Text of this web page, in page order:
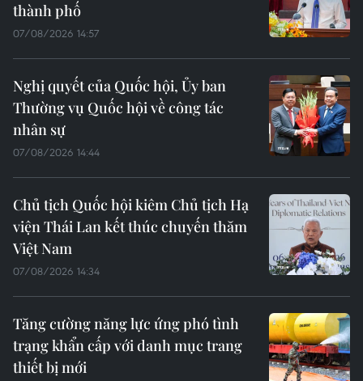
thành phố
07/08/2026 14:57
Nghị quyết của Quốc hội, Ủy ban
Thường vụ Quốc hội về công tác
nhân sự
07/08/2026 14:44
Chủ tịch Quốc hội kiêm Chủ tịch Hạ
viện Thái Lan kết thúc chuyến thăm
Việt Nam
07/08/2026 14:34
Tăng cường năng lực ứng phó tình
trạng khẩn cấp với danh mục trang
thiết bị mới